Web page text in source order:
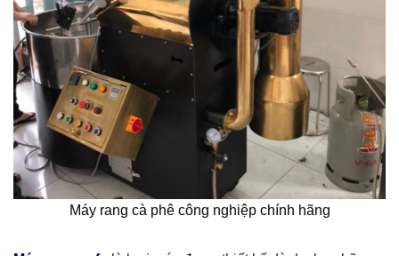
Máy rang cà phê công nghiệp chính hãng